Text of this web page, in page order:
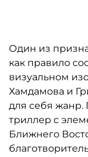
Один из
как правило
визуальном
Хамдамова и
для себя жанр.
триллер с
Ближнего